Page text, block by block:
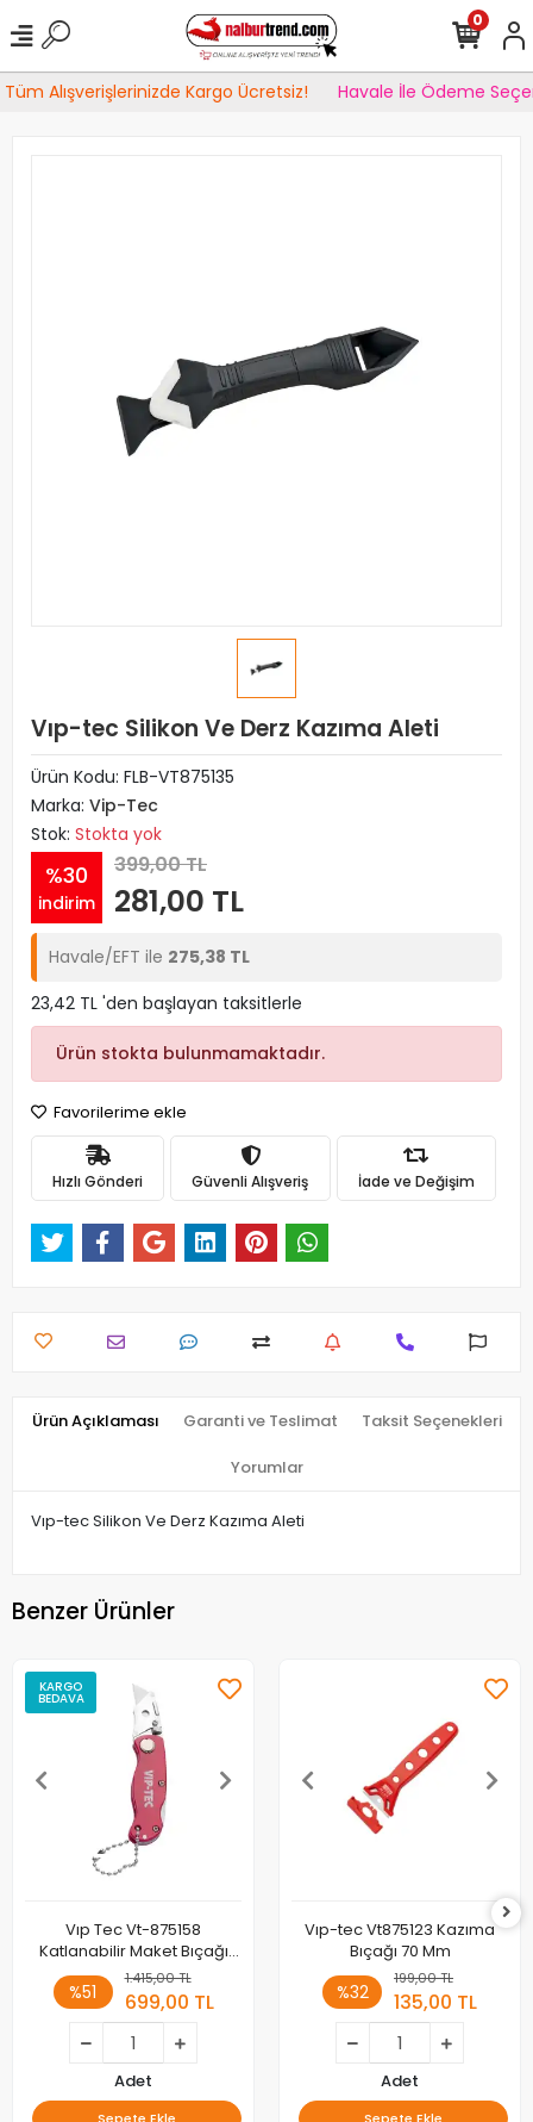
Alışverişlerinizde Kargo Ücretsiz! Havale İle Ödeme
0
Vıp-tec Silikon Ve Derz Kazıma Aleti
Ürün Kodu: FLB-VT875135
Marka: Vip-Tec
Stok: Stokta yok
%30
indirim
399,00 TL
281,00 TL
Havale/EFT ile 275,38 TL
23,42 TL 'den başlayan taksitlerle
Ürün stokta bulunmamaktadır.
Favorilerime ekle
Hızlı Gönderi Güvenli Alışveriş İade ve Değişim
Ürün Açıklaması Garanti ve Teslimat Taksit Seçenekleri
Yorumlar
Vıp-tec Silikon Ve Derz Kazıma Aleti
Benzer Ürünler
KARGO
BEDAVA
Vıp Tec Vt-875158
Katlanabilir Maket Bıçağı
Mini
%51
1.415,00 TL
699,00 TL
Adet
Vıp-tec Vt875123 Kazıma
Bıçağı 70 Mm
%32
199,00 TL
135,00 TL
Adet